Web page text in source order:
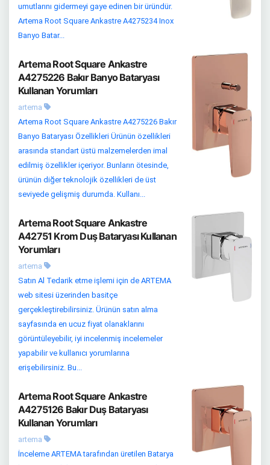
umutlarını gidermeyi gaye edinen bir üründür.
Artema Root Square Ankastre A4275234 Inox
Banyo Batar...
Artema Root Square Ankastre
A4275226 Bakır Banyo Bataryası
Kullanan Yorumları
artema
Artema Root Square Ankastre A4275226 Bakır
Banyo Bataryası Özellikleri Ürünün özellikleri
arasında standart üstü malzemelerden imal
edilmiş özellikler içeriyor. Bunların ötesinde,
ürünün diğer teknolojik özellikleri de üst
seviyede gelişmiş durumda. Kullanı...
Artema Root Square Ankastre
A42751 Krom Duş Bataryası Kullanan
Yorumları
artema
Satın Al Tedarik etme işlemi için de ARTEMA
web sitesi üzerinden basitçe
gerçekleştirebilirsiniz. Ürünün satın alma
sayfasında en ucuz fiyat olanaklarını
görüntüleyebilir, iyi incelenmiş incelemeler
yapabilir ve kullanıcı yorumlarına
erişebilirsiniz. Bu...
Artema Root Square Ankastre
A4275126 Bakır Duş Bataryası
Kullanan Yorumları
artema
İnceleme ARTEMA tarafından üretilen Batarya